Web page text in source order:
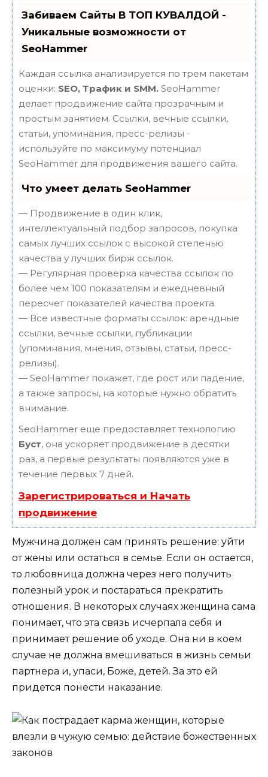
Забиваем Сайты В ТОП КУВАЛДОЙ -
Уникальные возможности от
SeoHammer
Каждая ссылка анализируется по трем пакетам
оценки: SEO, Трафик и SMM. SeoHammer
делает продвижение сайта прозрачным и
простым занятием. Ссылки, вечные ссылки,
статьи, упоминания, пресс-релизы -
используйте по максимуму потенциал
SeoHammer для продвижения вашего сайта.
Что умеет делать SeoHammer
— Продвижение в один клик,
интеллектуальный подбор запросов, покупка
самых лучших ссылок с высокой степенью
качества у лучших бирж ссылок.
— Регулярная проверка качества ссылок по
более чем 100 показателям и ежедневный
пересчет показателей качества проекта.
— Все известные форматы ссылок: арендные
ссылки, вечные ссылки, публикации
(упоминания, мнения, отзывы, статьи, пресс-
релизы).
— SeoHammer покажет, где рост или падение,
а также запросы, на которые нужно обратить
внимание.
SeoHammer еще предоставляет технологию
Буст, она ускоряет продвижение в десятки
раз, а первые результаты появляются уже в
течение первых 7 дней.
Зарегистрироваться и Начать
продвижение
Мужчина должен сам принять решение: уйти
от жены или остаться в семье. Если он остается,
то любовница должна через него получить
полезный урок и постараться прекратить
отношения. В некоторых случаях женщина сама
понимает, что эта связь исчерпала себя и
принимает решение об уходе. Она ни в коем
случае не должна вмешиваться в жизнь семьи
партнера и, упаси, Боже, детей. За это ей
придется понести наказание.